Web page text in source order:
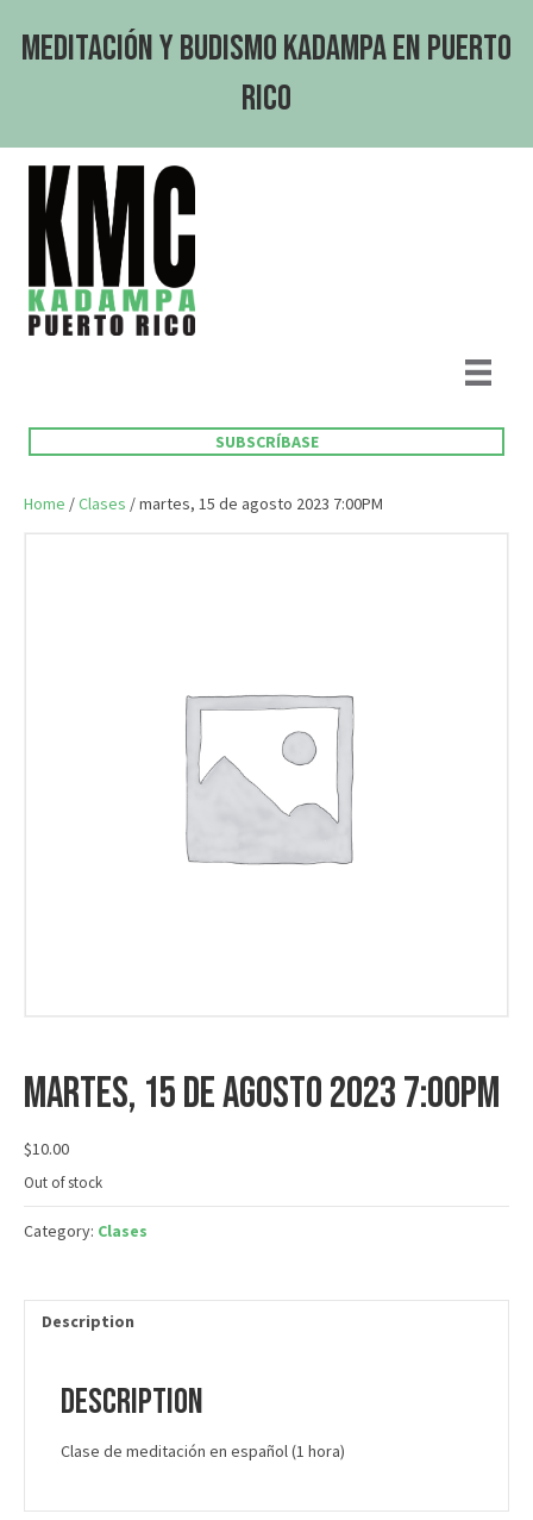
Meditación y Budismo Kadampa en Puerto
Rico
SUBSCRÍBASE
Home /Clases / martes, 15 de agosto 2023 7:00PM
martes, 15 de agosto 2023 7:00PM
$10.00
Out of stock
Category: Clases
Description
Description
Clase de meditación en español (1 hora)